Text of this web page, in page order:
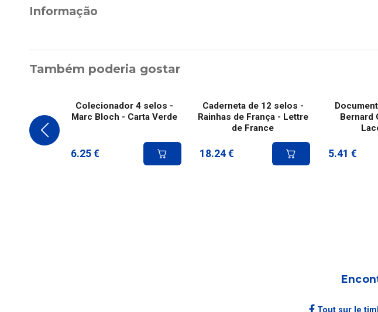
Informação
Também poderia gostar
Colecionador 4 selos -
Marc Bloch - Carta Verde
6.25 €
Caderneta de 12 selos -
Rainhas de França - Lettre
de France
18.24 €
Bernard
5.41 €
Tout sur le